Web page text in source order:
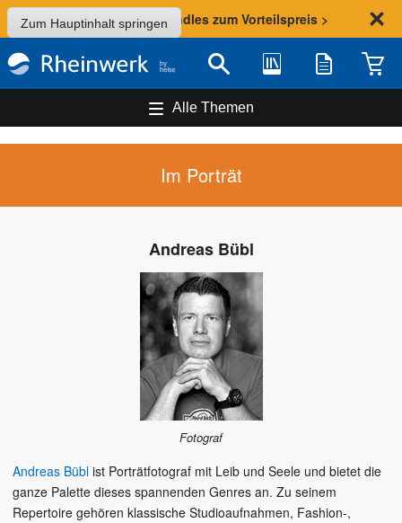
Zum Hauptinhalt springen
Sommer-Aktion: Bundles zum Vorteilspreis >
Suche Bibliothek Merkliste
Alle Themen
Im Porträt
Andreas Bübl
Fotograf
Andreas Bübl ist Porträtfotograf mit Leib und Seele und bietet die
ganze Palette dieses spannenden Genres an. Zu seinem
Repertoire gehören klassische Studioaufnahmen, Fashion-,